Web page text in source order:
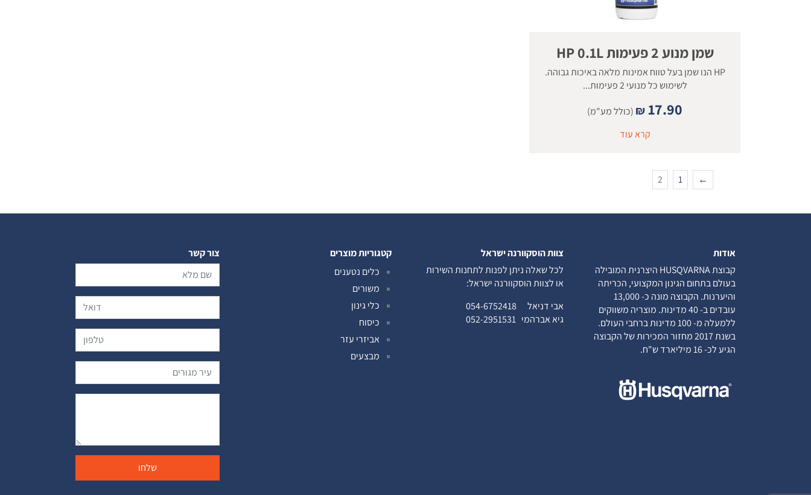
שמן מנוע 2 פעימות HP 0.1L
HP הנו שמן בעל טווח אמינות מלאה באיכות גבוהה.
לשימוש כל מנועי 2 פעימות...
₪ 17.90
(כולל מע"מ)
קרא עוד
←
1
2
אודות
קבוצת HUSQVARNA היצרנית המובילה
בעולם בתחום הגינון המקצועי, הכריתה
והיערנות. הקבוצה מונה כ- 13,000
עובדים ב- 40 מדינות. מוצריה משווקים
ללמעלה מ- 100 מדינות ברחבי העולם.
בשנת 2017 מחזור המכירות של הקבוצה
הגיע לכ- 16 מיליארד ש"ח.
צוות הוסקוורנה ישראל
לכל שאלה ניתן לפנות לתחנות השירות
או לצוות הוסקוורנה ישראל:
אבי דניאל 054-6752418
גיא אברהמי 052-2951531
קטגוריות מוצרים
כלים נטענים
משורים
כלי גינון
כיסוח
אביזרי עזר
מבצעים
צור קשר